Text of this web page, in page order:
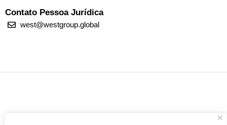
Contato Pessoa Jurídica
west@westgroup.global